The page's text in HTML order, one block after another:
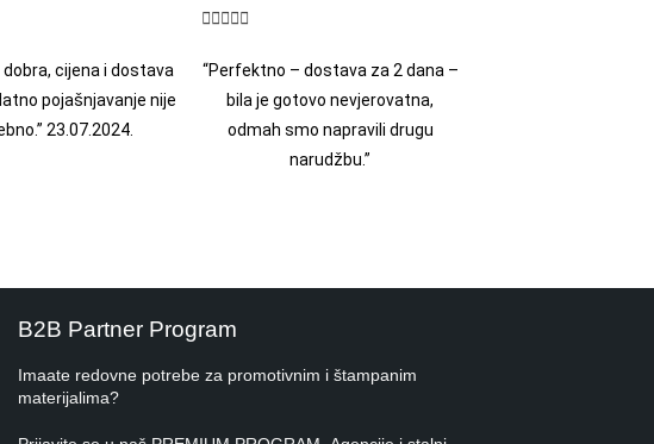
dobra, cijena i dostava
pojašnjavanje nije
23.07.2024.

“Perfektno – dostava za 2 dana –
bila je gotovo nevjerovatna,
odmah smo napravili drugu
narudžbu.”
B2B Partner Program
Imaate redovne potrebe za promotivnim i štampanim
materijalima?